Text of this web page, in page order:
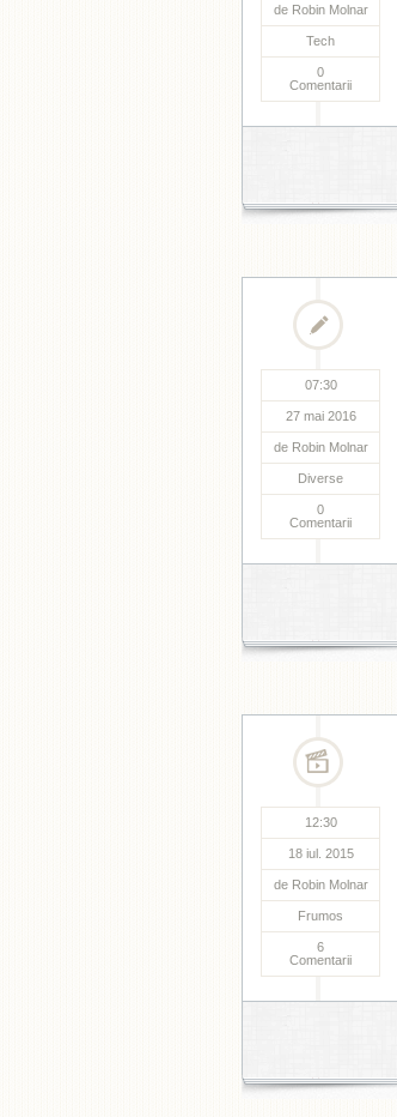
de Robin Molnar
Tech
0
Comentarii
07:30
27 mai 2016
de Robin Molnar
Diverse
0
Comentarii
12:30
18 iul. 2015
de Robin Molnar
Frumos
6
Comentarii